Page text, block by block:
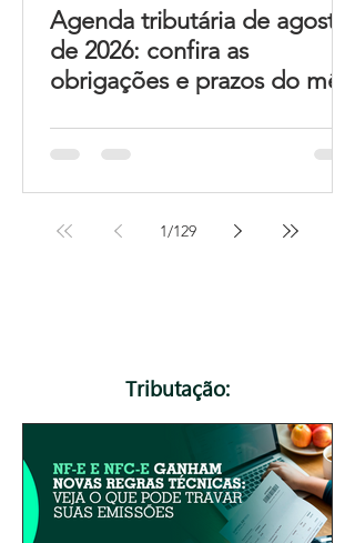
Agenda tributária de agosto
de 2026: confira as
obrigações e prazos do mês
1/129
Tributação: